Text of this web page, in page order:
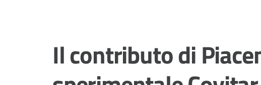
Il contributo di